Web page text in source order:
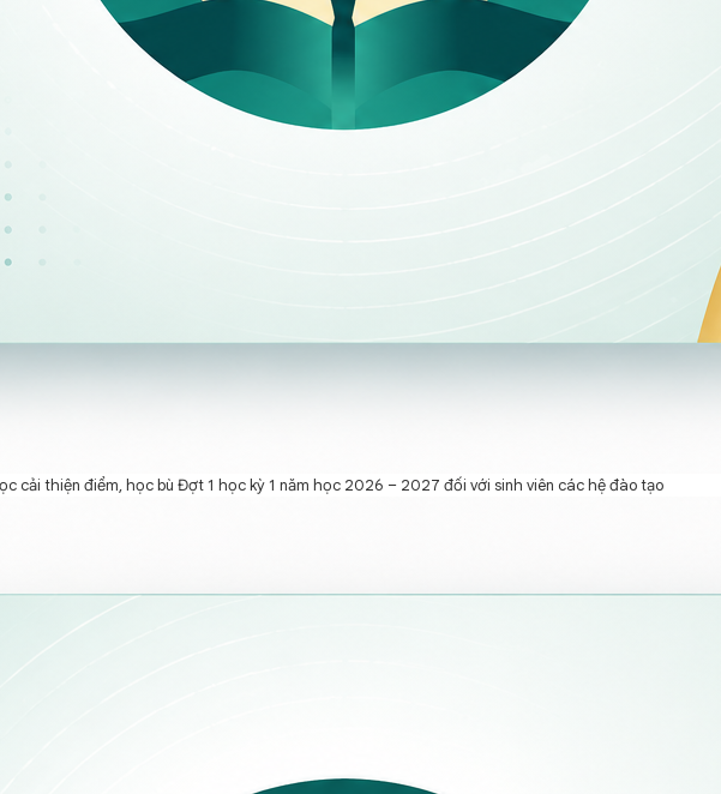
cải thiện điểm, học bù Đợt 1 học kỳ 1 năm học 2026 – 2027 đối với sinh viên các hệ đào tạo